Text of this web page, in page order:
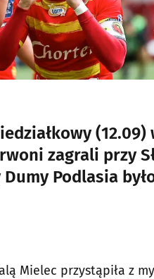
zagrali przy
Podlasia
Mielec przystąpiła z